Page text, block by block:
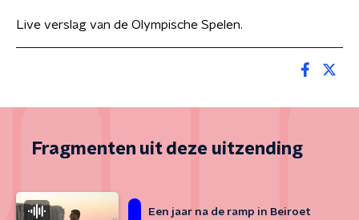
Live verslag van de Olympische Spelen.
Fragmenten uit deze uitzending
Een jaar na de ramp in Beiroet